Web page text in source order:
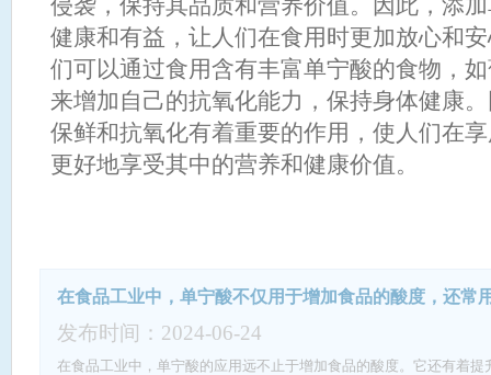
侵袭，保持其品质和营养价值。因此，添
健康和有益，让人们在食用时更加放心和
们可以通过食用含有丰富单宁酸的食物，
来增加自己的抗氧化能力，保持身体健康
保鲜和抗氧化有着重要的作用，使人们在
更好地享受其中的营养和健康价值。
在食品工业中，单宁酸不仅用于增加食品的酸度，还常
和保存性
发布时间：2024-06-24
在食品工业中，单宁酸的应用远不止于增加食品的酸度。它还有着